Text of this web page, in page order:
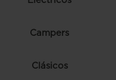
Campers
Clásicos